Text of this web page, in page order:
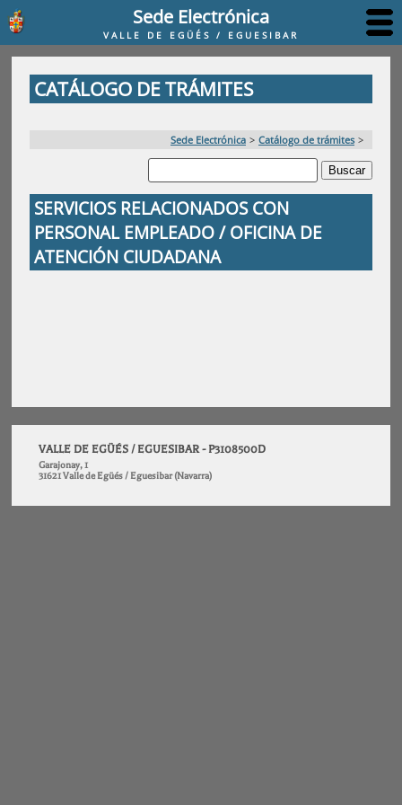
Sede Electrónica
VALLE DE EGÜÉS / EGUESIBAR
CATÁLOGO DE TRÁMITES
Sede Electrónica > Catálogo de trámites >
SERVICIOS RELACIONADOS CON
PERSONAL EMPLEADO / OFICINA DE
ATENCIÓN CIUDADANA
VALLE DE EGÜÉS / EGUESIBAR - P3108500D
Garajonay, 1
31621 Valle de Egüés / Eguesibar (Navarra)